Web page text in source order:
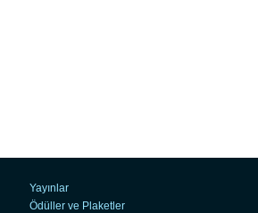
Yayınlar
Ödüller ve Plaketler